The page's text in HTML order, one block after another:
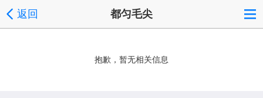
返回 都匀毛尖
抱歉，暂无相关信息